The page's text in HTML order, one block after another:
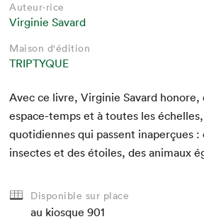
Auteur·rice
Virginie Savard
Maison d'édition
TRIPTYQUE
Avec ce livre, Vir­ginie Savard hon­ore,
espace-temps et à toutes les
quo­ti­di­ennes qui passent inaperçues :
insectes et des étoiles, des ani­maux
Disponible sur place
au kiosque 901